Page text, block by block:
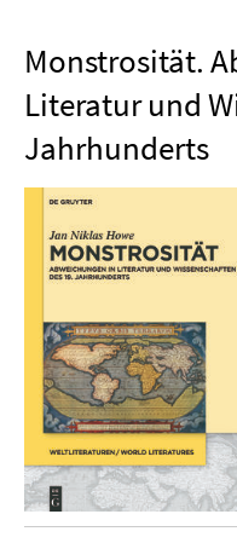
Monstrosität.
Literatur und
Jahrhunderts